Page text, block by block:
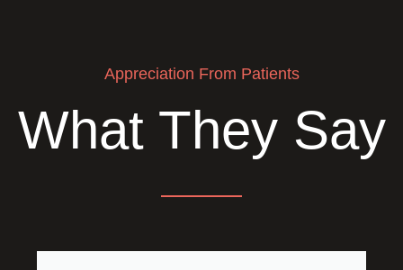
Appreciation From Patients
What They Say